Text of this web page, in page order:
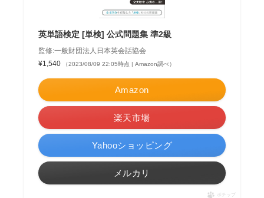
英単語検定 [単検] 公式問題集 準2級
監修:一般財団法人日本英会話協会
¥1,540
（2023/08/09 22:05時点 | Amazon調べ）
Amazon
楽天市場
Yahooショッピング
メルカリ
ポチップ